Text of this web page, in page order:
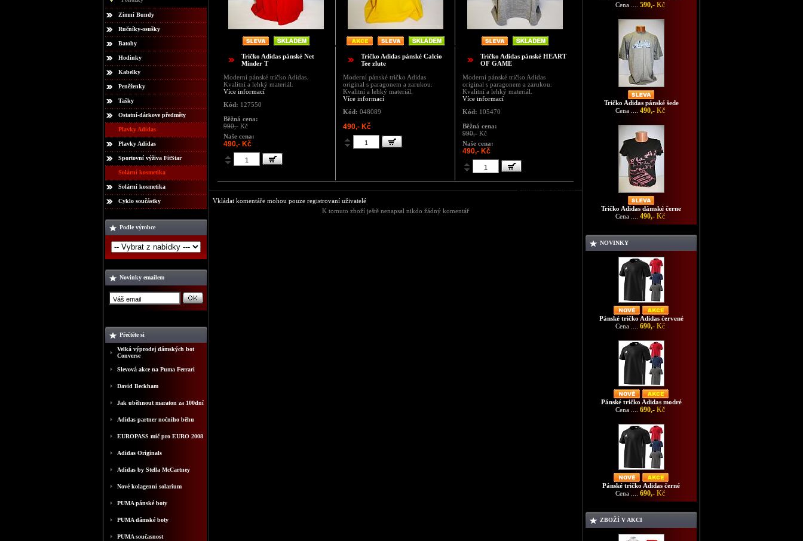
Zimní Bundy
Ručníky-osušky
Batohy
Hodinky
Kabelky
Peněženky
Tašky
Ostatní-dárkove předměty
Plavky Adidas
Plavky Adidas
Sportovní výživa FitStar
Solární kosmetika
Solární kosmetika
Cyklo součástky
Podle výrobce
Novinky emailem
Přečtěte si
Velká výprodej dámských bot
Converse
Slevová akce na Puma Ferrari
David Beckham
Jak uběhnout maraton za 100dní
Adidas partner nočního běhu
EUROPASS mič pro EURO 2008
Adidas Originals
Adidas by Stella McCartney
Nové kolagenní solarium
PUMA pánské boty
PUMA dámské boty
PUMA současnost
Tričko Adidas pánské Net
Minder T
Moderní pánské tričko Adidas.
Kvalitní a lehký materiál.
Více informací
Kód: 127550
Běžná cena:
990,- Kč
Naše cena:
490,- Kč
Tričko Adidas pánské Calcio
Tee zlute
Moderní pánské tričko Adidas
original s paragonem a zarukou.
Kvalitní a lehký materiál.
Více informací
Kód: 048089
490,- Kč
Tričko Adidas pánské HEART
OF GAME
Moderní pánské tričko Adidas
original s paragonem a zarukou.
Kvalitní a lehký materiál.
Více informací
Kód: 105470
Běžná cena:
990,- Kč
Naše cena:
490,- Kč
Komentáře ke zboží
Vkládat komentáře mohou pouze registrovaní uživatelé
K tomuto zboží ještě nenapsal nikdo žádný komentář
Cena .... 590,- Kč
Tričko Adidas pánské šede
Cena .... 490,- Kč
Tričko Adidas dámské černe
Cena .... 490,- Kč
NOVINKY
Pánské tričko Adidas červené
Cena .... 690,- Kč
Pánské tričko Adidas modré
Cena .... 690,- Kč
Pánské tričko Adidas černé
Cena .... 690,- Kč
ZBOŽÍ V AKCI